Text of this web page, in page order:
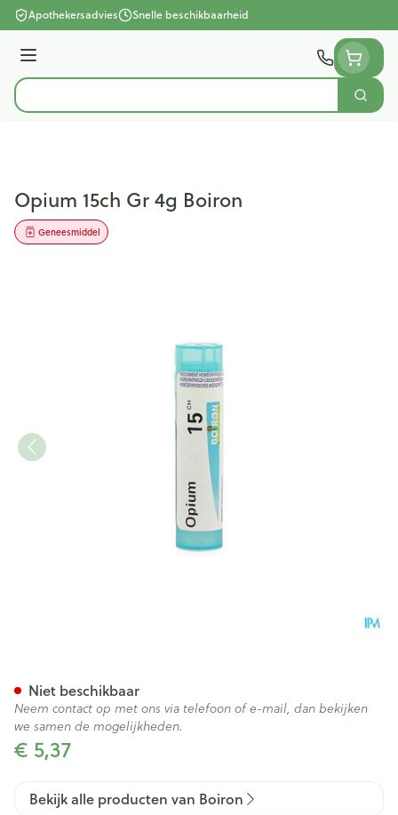
Ga naar de inhoud
Apothekersadvies Snelle beschikbaarheid
Menu
Product, merk, categorie...
Zoek
Opium 15ch Gr 4g Boiron
Geneesmiddel
€ 5,37
Niet beschikbaar
Neem contact op met ons via telefoon of e-mail, dan bekijken
we samen de mogelijkheden.
Bekijk alle producten van Boiron